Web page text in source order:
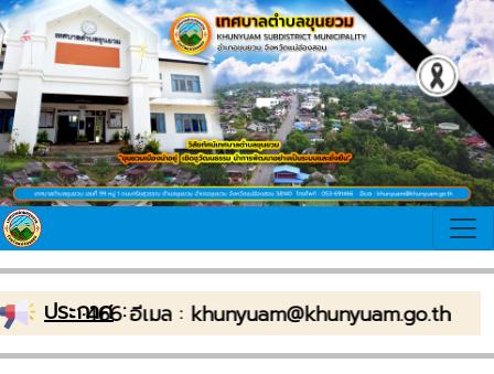
ประกาศ:
466 อีเมล : khunyuam@khunyuam.go.th